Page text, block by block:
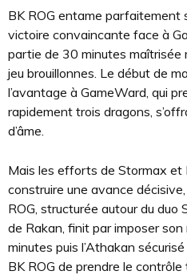
BK ROG entame parfaitement
victoire convaincante face à
partie de 30 minutes maîtrisée
jeu brouillonnes. Le début de
l’avantage à GameWard, qui
rapidement trois dragons,
d’âme.
Mais les efforts de Stormax et
construire une avance
ROG, structurée autour du duo
de Rakan, finit par imposer
minutes puis l’Athakan
BK ROG de prendre le